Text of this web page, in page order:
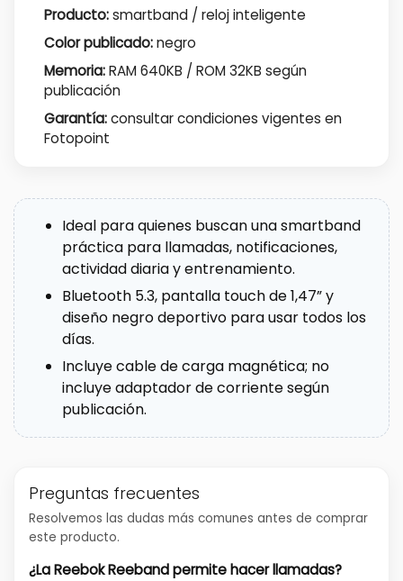
Producto:smartband / reloj inteligente
Color publicado:negro
Memoria:RAM 640KB / ROM 32KB según
publicación
Garantía:consultar condiciones vigentes en
Fotopoint
Ideal para quienes buscan una smartband
práctica para llamadas, notificaciones,
actividad diaria y entrenamiento.
Bluetooth 5.3, pantalla touch de 1,47” y
diseño negro deportivo para usar todos los
días.
Incluye cable de carga magnética; no
incluye adaptador de corriente según
publicación.
Preguntas frecuentes
Resolvemos las dudas más comunes antes de comprar
este producto.
¿La Reebok Reeband permite hacer llamadas?